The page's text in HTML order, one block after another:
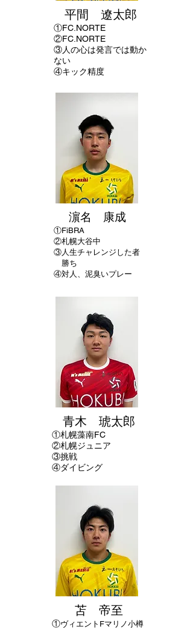
平間 遼太郎
①FC.NORTE
②FC.NORTE
③人の心は発言では動か
ない
④キック精度
濵名 康成
①FiBRA
②札幌大谷中
​③人生チャレンジした者
勝ち
④対人、泥臭いプレー
青木 琥太郎
①札幌藻南FC
②札幌ジュニア
​③挑戦
④ダイビング
苫 帝至
①ヴィエントFマリノ小樽